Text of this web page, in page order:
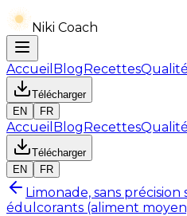
Niki Coach
Accueil BlogRecettes
Télécharger
EN
FR
Accueil BlogRecettes
Télécharger
EN
FR
Limonade, sans
édulcorants (aliment